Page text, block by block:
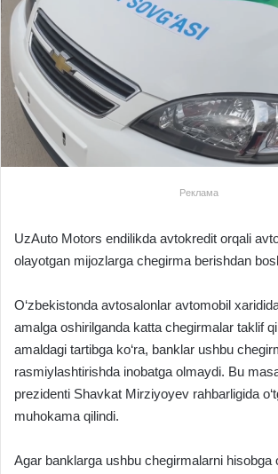
Реклама
UzAuto Motors endilikda avtokredit orqali
olayotgan mijozlarga chegirma berishdan
O‘zbekistonda avtosalonlar avtomobil xaridida
amalga oshirilganda katta chegirmalar taklif
amaldagi tartibga ko‘ra, banklar ushbu
rasmiylashtirishda inobatga olmaydi. Bu
prezidenti Shavkat Mirziyoyev rahbarligida
muhokama qilindi.
Agar banklarga ushbu chegirmalarni hisobga